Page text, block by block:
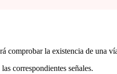
la existencia de una
correspondientes señales.